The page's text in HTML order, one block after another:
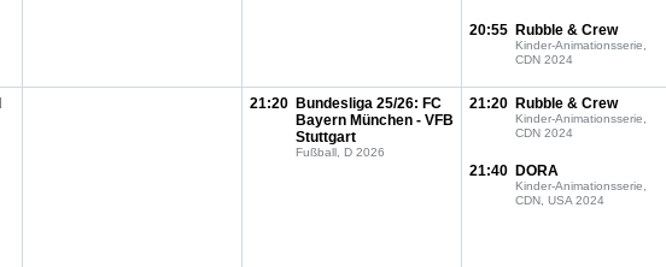
20:55 Rubble & Crew
Kinder-Animationsserie,
CDN 2024
21:20 Bundesliga 25/26: FC
Bayern München - VFB
Stuttgart
Fußball, D 2026
21:20 Rubble & Crew
Kinder-Animationsserie,
CDN 2024
21:40 DORA
Kinder-Animationsserie,
CDN, USA 2024